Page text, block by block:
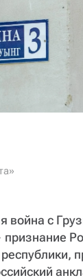
война с
С
пишите